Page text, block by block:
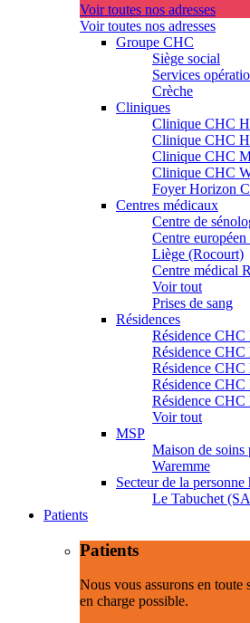
Voir toutes nos adresses
Voir toutes nos adresses
Groupe CHC
Siège social
Services
Crèche
Cliniques
Clinique CHC
Clinique CHC
Clinique CHC
Clinique CHC
Foyer Horizon
Centres médicaux
Centre de
Centre
Liège (Rocourt)
Centre médical
Voir tout
Prises de sang
Résidences
Résidence CHC
Résidence CHC
Résidence CHC
Résidence CHC
Résidence CHC
Voir tout
MSP
Maison de
Waremme
Secteur de la personne
Le Tabuchet
Patients
Patients
Nous vous assurons en
en charge possible.